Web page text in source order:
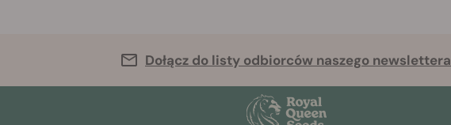
Dołącz do listy odbiorców naszego newslettera